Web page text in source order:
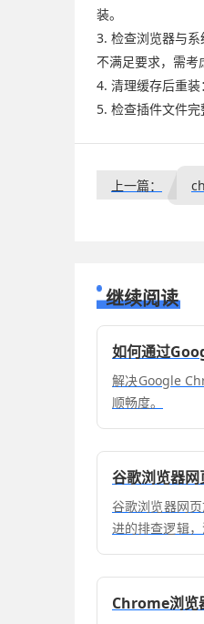
装。
3. 检查浏览器与
不满足要求，需考
4. 清理缓存后重
5. 检查插件文件
上一篇：
继续阅读
如何通过
解决Google
顺畅度。
谷歌浏览器
谷歌浏览器网
进的排查逻辑
卡顿故障。
Chrome浏览